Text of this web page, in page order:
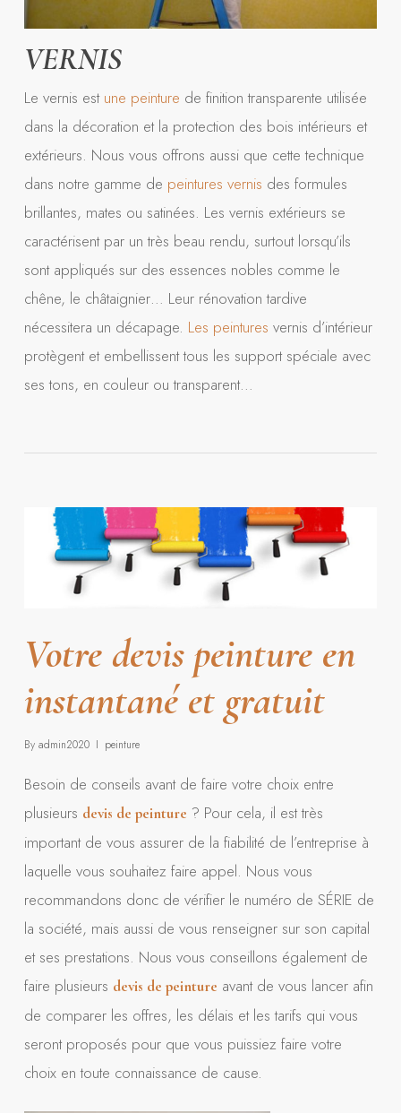
VERNIS
Le vernis est une peinture de finition transparente utilisée
dans la décoration et la protection des bois intérieurs et
extérieurs. Nous vous offrons aussi que cette technique
dans notre gamme de peintures vernis des formules
brillantes, mates ou satinées. Les vernis extérieurs se
caractérisent par un très beau rendu, surtout lorsqu’ils
sont appliqués sur des essences nobles comme le
chêne, le châtaignier… Leur rénovation tardive
nécessitera un décapage. Les peintures vernis d’intérieur
protègent et embellissent tous les support spéciale avec
ses tons, en couleur ou transparent…
Votre devis peinture en
instantané et gratuit
By admin2020 peinture
Besoin de conseils avant de faire votre choix entre
plusieurs devis de peinture ? Pour cela, il est très
important de vous assurer de la fiabilité de l’entreprise à
laquelle vous souhaitez faire appel. Nous vous
recommandons donc de vérifier le numéro de SÉRIE de
la société, mais aussi de vous renseigner sur son capital
et ses prestations. Nous vous conseillons également de
faire plusieurs devis de peinture avant de vous lancer afin
de comparer les offres, les délais et les tarifs qui vous
seront proposés pour que vous puissiez faire votre
choix en toute connaissance de cause.